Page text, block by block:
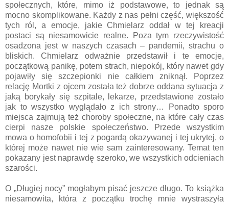
społecznych, które, mimo iż podstawowe, to jednak są
mocno skomplikowane. Każdy z nas pełni część, większość
tych ról, a emocje, jakie Chmielarz oddał w tej kreacji
postaci są niesamowicie realne. Poza tym rzeczywistość
osadzona jest w naszych czasach – pandemii, strachu o
bliskich. Chmielarz odważnie przedstawił i te emocje,
początkową panikę, potem strach, niepokój, który nawet gdy
pojawiły się szczepionki nie całkiem zniknął. Poprzez
relację Mortki z ojcem została też dobrze oddana sytuacja z
jaką borykały się szpitale, lekarze, przedstawione zostało
jak to wszystko wyglądało z ich strony… Ponadto sporo
miejsca zajmują też choroby społeczne, na które cały czas
cierpi nasze polskie społeczeństwo. Przede wszystkim
mowa o homofobii i tej z pogardą okazywanej i tej ukrytej, o
której może nawet nie wie sam zainteresowany. Temat ten
pokazany jest naprawdę szeroko, we wszystkich odcieniach
szarości.
O „Długiej nocy” mogłabym pisać jeszcze długo. To książka
niesamowita, która z początku trochę mnie wystraszyła